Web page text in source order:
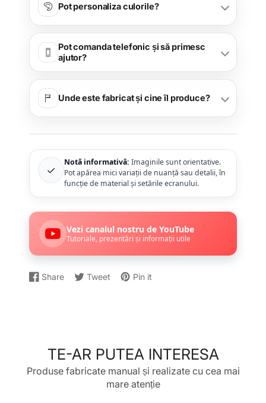
Pot personaliza culorile?
Pot comanda telefonic și să primesc
ajutor?
Unde este fabricat și cine îl produce?
✓
Notă informativă: Imaginile sunt orientative.
Pot apărea mici variații de nuanță sau detalii, în
funcție de material și setările ecranului.
Vezi canalul nostru de YouTube
Tutoriale, prezentări și informații utile
Share
Distribuiți
Se
Tweet
Dați
Se
Pin it
Postați
Se
TE-AR PUTEA INTERESA
Produse fabricate manual și realizate cu cea mai
mare atenție